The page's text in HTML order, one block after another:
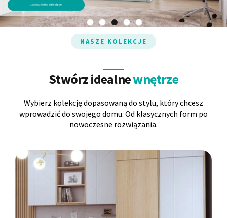
NASZE KOLEKCJE
Stwórz idealnewnętrze
Wybierz kolekcję dopasowaną do stylu, który chcesz
wprowadzić do swojego domu. Od klasycznych form po
nowoczesne rozwiązania.
Wolnostojące Stylowe
Skandynawskie
Komoda
Regał Szafka RTV
Panele ścienne Poduchy
Wszystkie dodatki